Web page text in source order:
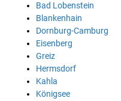
Bad Lobenstein
Blankenhain
Dornburg-Camburg
Eisenberg
Greiz
Hermsdorf
Kahla
Königsee